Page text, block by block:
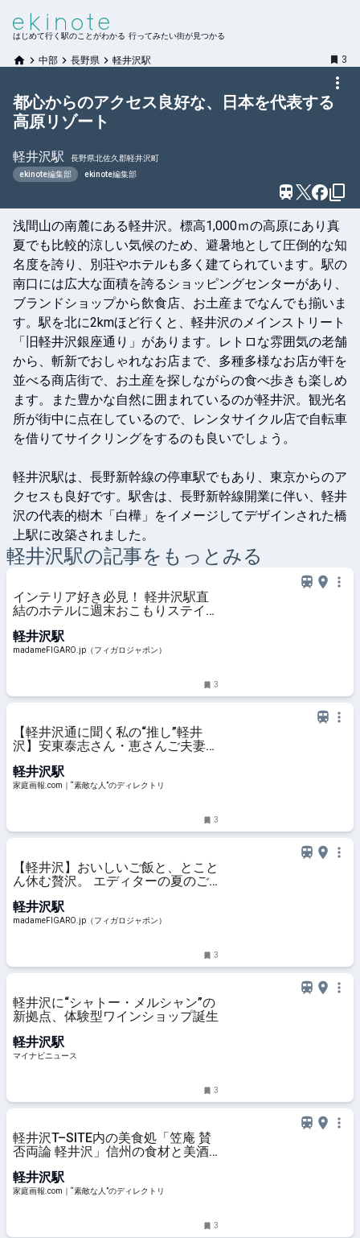
はじめて行く駅のことがわかる 行ってみたい街が見つかる
中部 長野県 軽井沢駅 3
都心からのアクセス良好な、日本を代表する
高原リゾート
軽井沢駅
長野県北佐久郡軽井沢町
ekinote編集部
ekinote編集部
浅間山の南麓にある軽井沢。標高1,000ｍの高原にあり真
夏でも比較的涼しい気候のため、避暑地として圧倒的な知
名度を誇り、別荘やホテルも多く建てられています。駅の
南口には広大な面積を誇るショッピングセンターがあり、
ブランドショップから飲食店、お土産までなんでも揃いま
す。駅を北に2kmほど行くと、軽井沢のメインストリート
「旧軽井沢銀座通り」があります。レトロな雰囲気の老舗
から、斬新でおしゃれなお店まで、多種多様なお店が軒を
並べる商店街で、お土産を探しながらの食べ歩きも楽しめ
ます。また豊かな自然に囲まれているのが軽井沢。観光名
所が街中に点在しているので、レンタサイクル店で自転車
を借りてサイクリングをするのも良いでしょう。
軽井沢駅は、長野新幹線の停車駅でもあり、東京からのア
クセスも良好です。駅舎は、長野新幹線開業に伴い、軽井
沢の代表的樹木「白樺」をイメージしてデザインされた橋
上駅に改築されました。
軽井沢駅の記事をもっとみる
インテリア好き必見！ 軽井沢駅直
結のホテルに週末おこもりステイ。
ポン）
軽井沢駅
madameFIGARO.jp（フィガロジャポン）
3
【軽井沢通に聞く私の“推し”軽井
沢】安東泰志さん・恵さんご夫妻、
恩さん | 家庭画報.com｜“素敵な
人”のディレクトリ
軽井沢駅
家庭画報.com｜“素敵な人”のディレクトリ
3
【軽井沢】おいしいご飯と、とこと
ん休む贅沢。 エディターの夏のご
ナ付きの非日常へ。
軽井沢駅
madameFIGARO.jp（フィガロジャポン）
3
軽井沢に“シャトー・メルシャン”の
新拠点、体験型ワインショップ誕生
軽井沢駅
マイナビニュース
3
軽井沢T–SITE内の美食処「笠庵 賛
否両論 軽井沢」信州の食材と美酒
画報.com｜“素敵な人”のディレク
トリ
軽井沢駅
家庭画報.com｜“素敵な人”のディレクトリ
3